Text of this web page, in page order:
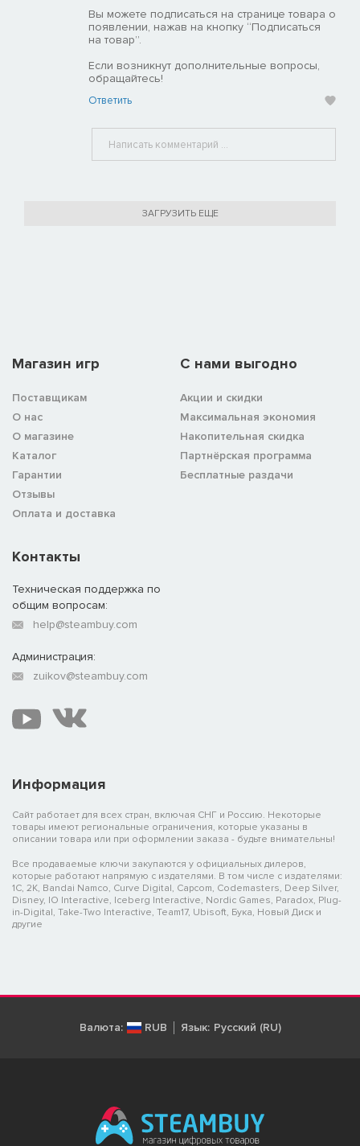
Вы можете подписаться на странице товара о
появлении, нажав на кнопку “Подписаться
на товар”.
Если возникнут дополнительные вопросы,
обращайтесь!
Ответить
ЗАГРУЗИТЬ ЕЩЕ
Магазин игр
Поставщикам
О нас
О магазине
Каталог
Гарантии
Отзывы
Оплата и доставка
C нами выгодно
Акции и скидки
Максимальная экономия
Накопительная скидка
Партнёрская программа
Бесплатные раздачи
Информация
Сайт работает для всех стран, включая СНГ и Россию. Некоторые
товары имеют региональные ограничения, которые указаны в
описании товара или при оформлении заказа - будьте внимательны!
Все продаваемые ключи закупаются у официальных дилеров,
которые работают напрямую с издателями. В том числе с издателями:
1C, 2K, Bandai Namco, Curve Digital, Capcom, Codemasters, Deep Silver,
Disney, IO Interactive, Iceberg Interactive, Nordic Games, Paradox, Plug-
in-Digital, Take-Two Interactive, Team17, Ubisoft, Бука, Новый Диск и
другие
Контакты
Техническая поддержка по
общим вопросам:
help@steambuy.com
Администрация:
zuikov@steambuy.com
Валюта: RUB Язык: Русский (RU)